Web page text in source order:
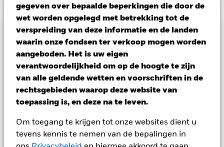
gegeven over bepaalde beperkingen die door de
wet worden opgelegd met betrekking tot de
verspreiding van deze informatie en de landen
waarin onze fondsen ter verkoop mogen worden
aangeboden. Het is uw eigen
verantwoordelijkheid om op de hoogte te zijn
van alle geldende wetten en voorschriften in de
rechtsgebieden waarop deze website van
toepassing is, en deze na te leven.
Om toegang te krijgen tot onze websites dient u
tevens kennis te nemen van de bepalingen in
Tactical Opportunities Fund
Risicometer
Performance
Grafiek
Volledige grafiek bekijken
Rendement
Aandelen en aandelengerelateerde effecten kunnen worden
beïnvloed door dagelijkse schommelingen op de
aandelenmarkten. Vastrentende effecten kunnen worden
en potentiële of werkelijke verlagingen van de kredietrating.
Vastrentende effecten met een rating lager dan
beleggingskwaliteit kunnen gevoeliger zijn voor deze
gebeurtenissen. ABS en MBS maken vaak gebruik van
Kerngegevens
per 06/aug/2026
Portefeuille kenmerken
Aantal posities
per 30/jun/2026
Ratings